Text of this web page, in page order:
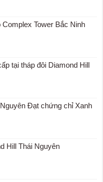
Tower Bắc Ninh
tại tháp đôi Diamond Hill
Đạt chứng chỉ Xanh
Hill Thái Nguyên